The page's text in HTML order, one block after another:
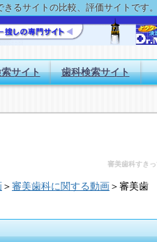
るサイトの比較、評価サイトです
サイト 歯科検索サイト
審美歯科すき
＞審美歯科に関する動画＞審美歯